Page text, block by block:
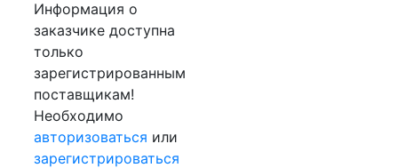
Информация о
заказчике доступна
только
зарегистрированным
поставщикам!
Необходимо
авторизоваться или
зарегистрироваться